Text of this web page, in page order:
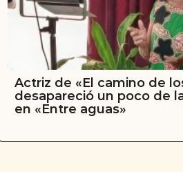
Actriz de «El camino de
desapareció un poco de
en «Entre aguas»